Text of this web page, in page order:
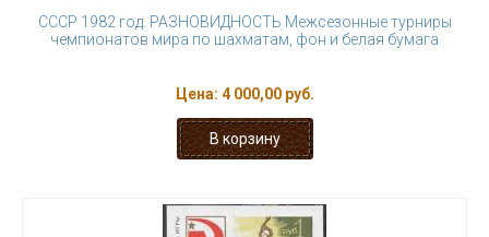
СССР 1982 год. РАЗНОВИДНОСТЬ Межсезонные турниры
чемпионатов мира по шахматам, фон и белая бумага
Цена: 4 000,00 руб.